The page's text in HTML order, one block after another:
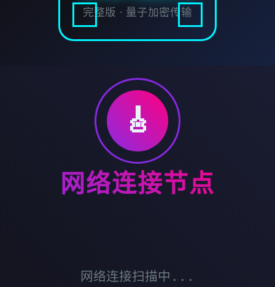
完整版 · 量子加密传输
🎸
网络连接节点
网络连接扫描中...